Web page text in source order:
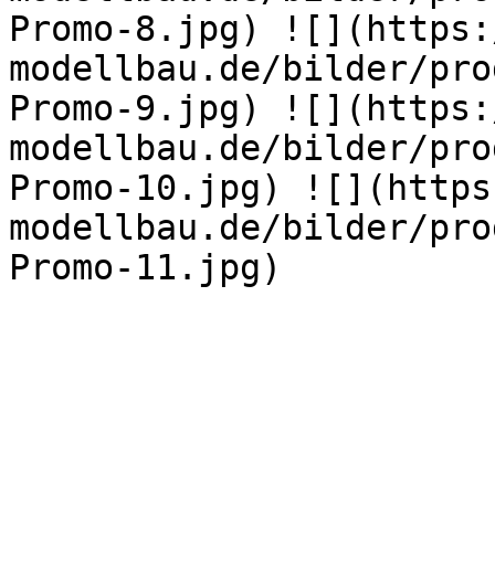
Promo-8.jpg)
modellbau.de/bilder/
Promo-9.jpg)
modellbau.de/bilder/
Promo-10.jpg)
modellbau.de/bilder/